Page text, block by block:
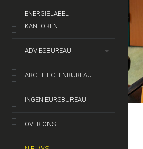
ENERGIELABEL
KANTOREN
ADVIESBUREAU
ARCHITECTENBUREAU
INGENIEURSBUREAU
OVER ONS